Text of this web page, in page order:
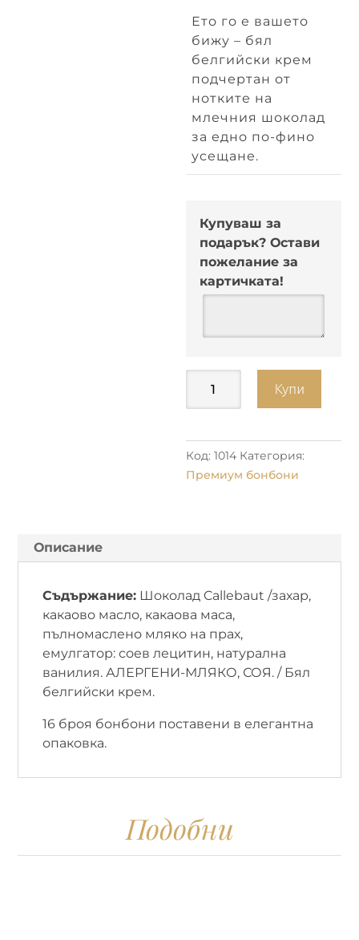
Ето го е вашето
бижу – бял
белгийски крем
подчертан от
нотките на
млечния шоколад
за едно по-фино
усещане.
Купуваш за
подарък? Остави
пожелание за
картичката!
Купи
Код:1014 Категория:
Премиум бонбони
Описание
Съдържание: Шоколад Callebaut /захар,
какаово масло, какаова маса,
пълномаслено мляко на прах,
емулгатор: соев лецитин, натурална
ванилия. АЛЕРГЕНИ-МЛЯКО, СОЯ. / Бял
белгийски крем.
16 броя бонбони поставени в елегантна
опаковка.
Подобни